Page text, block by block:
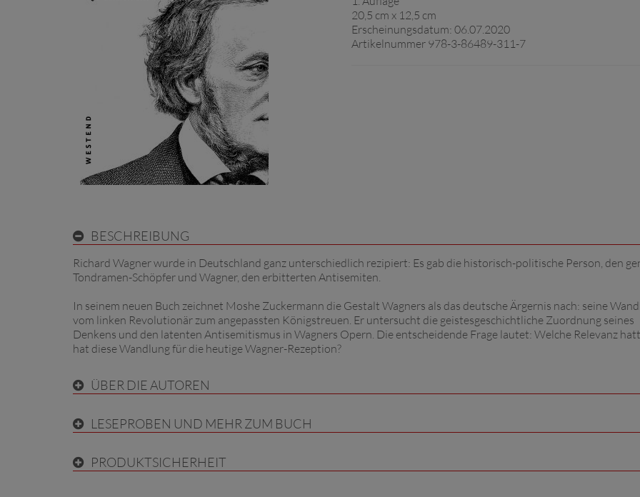
20,5 cm x 12,5 cm
Erscheinungsdatum: 06.07.2020
Artikelnummer 978-3-86489-311-7
BESCHREIBUNG
Richard Wagner wurde in Deutschland ganz unterschiedlich rezipiert: Es gab die historisch-politische Person, den
Tondramen-Schöpfer und Wagner, den erbitterten Antisemiten.
In seinem neuen Buch zeichnet Moshe Zuckermann die Gestalt Wagners als das deutsche Ärgernis nach: seine
vom linken Revolutionär zum angepassten Königstreuen. Er untersucht die geistesgeschichtliche Zuordnung seines
Denkens und den latenten Antisemitismus in Wagners Opern. Die entscheidende Frage lautet: Welche Relevanz
hat diese Wandlung für die heutige Wagner-Rezeption?
ÜBER DIE AUTOREN
LESEPROBEN UND MEHR ZUM BUCH
PRODUKTSICHERHEIT